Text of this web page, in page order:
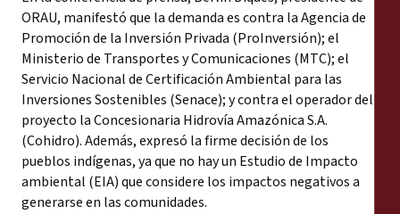
ORAU, manifestó que la demanda es contra la Agencia de
Promoción de la Inversión Privada (ProInversión); el
Ministerio de Transportes y Comunicaciones (MTC); el
Servicio Nacional de Certificación Ambiental para las
Inversiones Sostenibles (Senace); y contra el operador del
proyecto la Concesionaria Hidrovía Amazónica S.A.
(Cohidro). Además, expresó la firme decisión de los
pueblos indígenas, ya que no hay un Estudio de Impacto
ambiental (EIA) que considere los impactos negativos a
generarse en las comunidades.